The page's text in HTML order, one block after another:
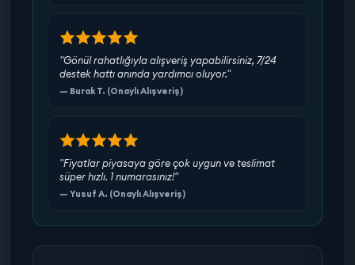
"Gönül rahatlığıyla alışveriş yapabilirsiniz, 7/24
destek hattı anında yardımcı oluyor."
— Burak T. (Onaylı Alışveriş)
"Fiyatlar piyasaya göre çok uygun ve teslimat
süper hızlı. 1 numarasınız!"
— Yusuf A. (Onaylı Alışveriş)